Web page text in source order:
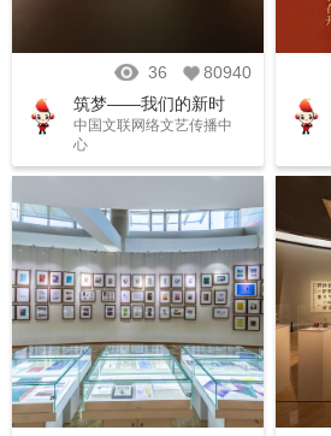
36
80940
筑梦——我们的新时
代 美术/摄影作品展
中国文联网络文艺传播中
心